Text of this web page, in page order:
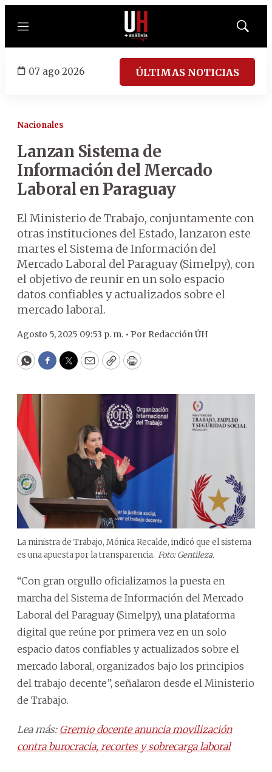
Menú
Mostrar
07 ago 2026 ÚLTIMAS NOTICIAS
Nacionales
Lanzan Sistema de
Información del Mercado
Laboral en Paraguay
El Ministerio de Trabajo, conjuntamente con
otras instituciones del Estado, lanzaron este
martes el Sistema de Información del
Mercado Laboral del Paraguay (Simelpy), con
el objetivo de reunir en un solo espacio
datos confiables y actualizados sobre el
mercado laboral.
Agosto 5, 2025 09:53 p. m. • Por Redacción ÚH
WhatsApp
Facebook
Twitter
EmailCopyPrint
La ministra de Trabajo, Mónica Recalde, indicó que el sistema
es una apuesta por la transparencia. Foto: Gentileza.
“Con gran orgullo oficializamos la puesta en
marcha del Sistema de Información del Mercado
Laboral del Paraguay (Simelpy), una plataforma
digital que reúne por primera vez en un solo
espacio datos confiables y actualizados sobre el
mercado laboral, organizados bajo los principios
del trabajo decente”, señalaron desde el Ministerio
de Trabajo.
Lea más: Gremio docente anuncia movilización
contra burocracia, recortes y sobrecarga laboral